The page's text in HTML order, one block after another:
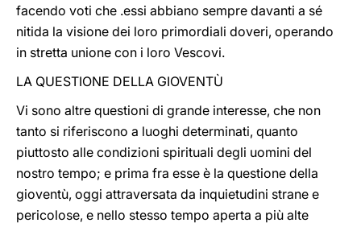
facendo voti che .essi abbiano sempre davanti a sé
nitida la visione dei loro primordiali doveri, operando
in stretta unione con i loro Vescovi.
LA QUESTIONE DELLA GIOVENTÙ
Vi sono altre questioni di grande interesse, che non
tanto si riferiscono a luoghi determinati, quanto
piuttosto alle condizioni spirituali degli uomini del
nostro tempo; e prima fra esse è la questione della
gioventù, oggi attraversata da inquietudini strane e
pericolose, e nello stesso tempo aperta a più alte